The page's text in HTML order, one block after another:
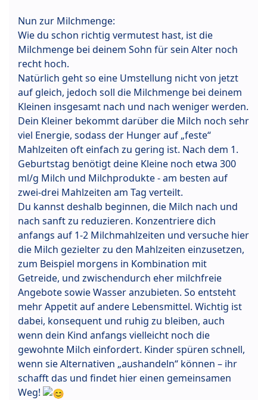
Nun zur Milchmenge:
Wie du schon richtig vermutest hast, ist die
Milchmenge bei deinem Sohn für sein Alter noch
recht hoch.
Natürlich geht so eine Umstellung nicht von jetzt
auf gleich, jedoch soll die Milchmenge bei deinem
Kleinen insgesamt nach und nach weniger werden.
Dein Kleiner bekommt darüber die Milch noch sehr
viel Energie, sodass der Hunger auf „feste“
Mahlzeiten oft einfach zu gering ist. Nach dem 1.
Geburtstag benötigt deine Kleine noch etwa 300
ml/g Milch und Milchprodukte - am besten auf
zwei-drei Mahlzeiten am Tag verteilt.
Du kannst deshalb beginnen, die Milch nach und
nach sanft zu reduzieren. Konzentriere dich
anfangs auf 1-2 Milchmahlzeiten und versuche hier
die Milch gezielter zu den Mahlzeiten einzusetzen,
zum Beispiel morgens in Kombination mit
Getreide, und zwischendurch eher milchfreie
Angebote sowie Wasser anzubieten. So entsteht
mehr Appetit auf andere Lebensmittel. Wichtig ist
dabei, konsequent und ruhig zu bleiben, auch
wenn dein Kind anfangs vielleicht noch die
gewohnte Milch einfordert. Kinder spüren schnell,
wenn sie Alternativen „aushandeln“ können – ihr
schafft das und findet hier einen gemeinsamen
Weg!